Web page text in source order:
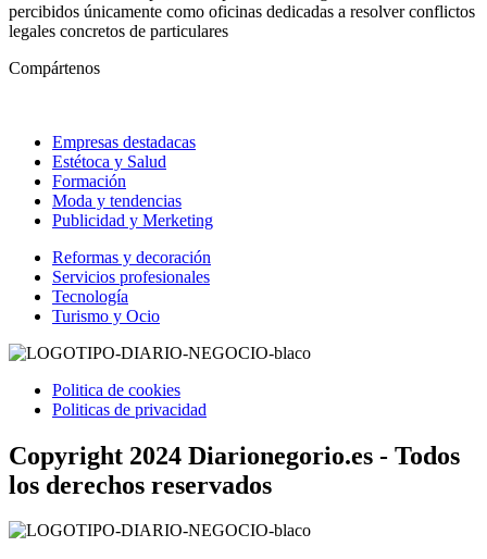
percibidos únicamente como oficinas dedicadas a resolver conflictos
legales concretos de particulares
Compártenos
Empresas destadacas
Estétoca y Salud
Formación
Moda y tendencias
Publicidad y Merketing
Reformas y decoración
Servicios profesionales
Tecnología
Turismo y Ocio
Politica de cookies
Politicas de privacidad
Copyright 2024 Diarionegorio.es - Todos
los derechos reservados